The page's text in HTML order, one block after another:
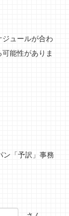
ュールが合わ
能性がありま
ン「予訳」事務